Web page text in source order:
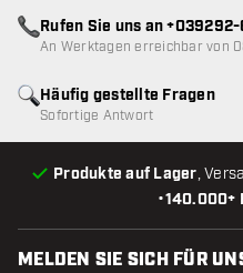
•140.000+
Produkte auf Lager,
Häufig gestellte Fragen
Sofortige Antwort
Rufen Sie uns an
An Werktagen erreichbar von
MELDEN SIE SICH FÜR